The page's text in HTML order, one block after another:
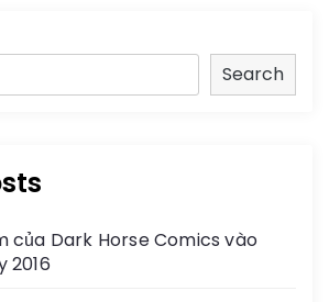
Search
của Dark Horse Comics vào
2016